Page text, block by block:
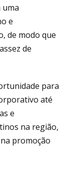
e
de modo que
de
para
até
e
na região,
promoção